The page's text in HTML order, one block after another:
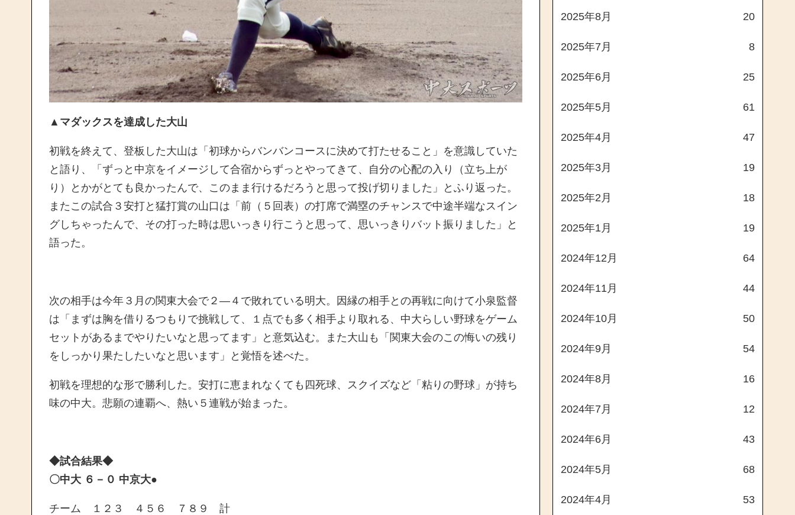
▲マダックスを達成した大山
初戦を終えて、登板した大山は「初球からバンバンコースに決めて打たせること」を意識していた
と語り、「ずっと中京をイメージして合宿からずっとやってきて、自分の心配の入り（立ち上が
り）とかがとても良かったんで、このまま行けるだろうと思って投げ切りました」とふり返った。
またこの試合３安打と猛打賞の山口は「前（５回表）の打席で満塁のチャンスで中途半端なスイン
グしちゃったんで、その打った時は思いっきり行こうと思って、思いっきりバット振りました」と
語った。
次の相手は今年３月の関東大会で２―４で敗れている明大。因縁の相手との再戦に向けて小泉監督
は「まずは胸を借りるつもりで挑戦して、１点でも多く相手より取れる、中大らしい野球をゲーム
セットがあるまでやりたいなと思ってます」と意気込む。また大山も「関東大会のこの悔いの残り
をしっかり果たしたいなと思います」と覚悟を述べた。
初戦を理想的な形で勝利した。安打に恵まれなくても四死球、スクイズなど「粘りの野球」が持ち
味の中大。悲願の連覇へ、熱い５連戦が始まった。
◆試合結果◆
〇中大 ６－０ 中京大●
チーム １２３ ４５６ ７８９ 計
2025年8月 20
2025年7月 8
2025年6月 25
2025年5月 61
2025年4月 47
2025年3月 19
2025年2月 18
2025年1月 19
2024年12月 64
2024年11月 44
2024年10月 50
2024年9月 54
2024年8月 16
2024年7月 12
2024年6月 43
2024年5月 68
2024年4月 53